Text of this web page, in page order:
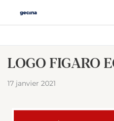
LOGO FIGARO
17 janvier 2021